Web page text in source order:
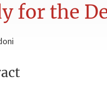
for the